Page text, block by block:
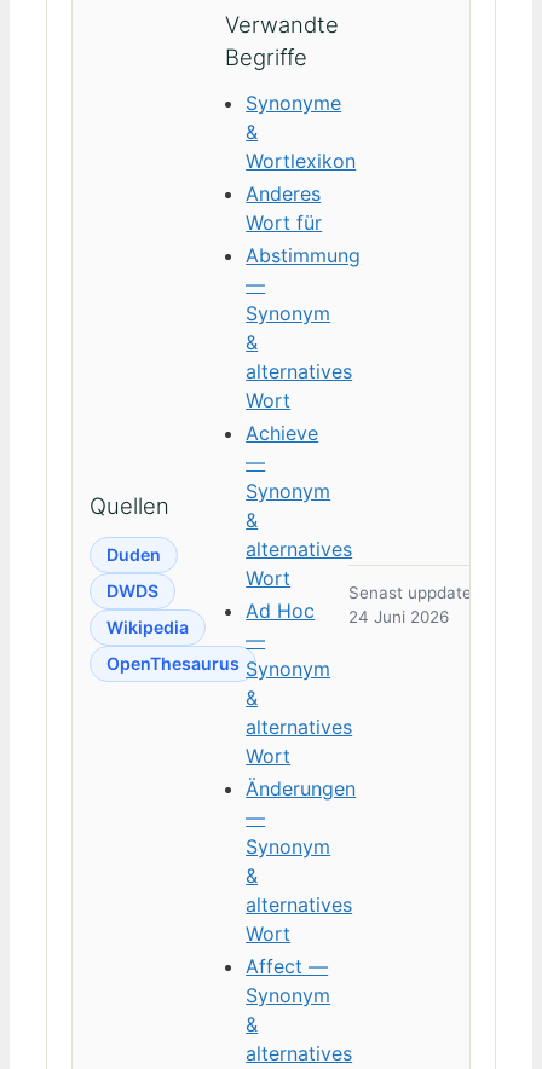
Quellen
Duden
DWDS
Wikipedia
OpenThesaurus
Verwandte
Begriffe
Synonyme
&
Wortlexikon
Anderes
Wort für
Abstimmung
—
Synonym
&
alternatives
Wort
Achieve
—
Synonym
&
alternatives
Wort
Ad Hoc
—
Synonym
&
alternatives
Wort
Änderungen
—
Synonym
&
alternatives
Wort
Affect —
Synonym
&
alternatives
Senast uppdaterad:
24 Juni 2026